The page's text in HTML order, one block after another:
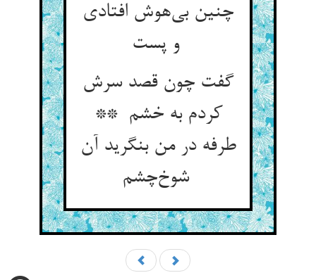
چنین بی‌هوش افتادی
و پست
گفت چون قصد سرش
کردم به خشم **
طرفه در من بنگرید آن
شوخ‌چشم